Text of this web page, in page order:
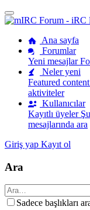
Ana sayfa
Forumlar
Yeni mesajlar
Neler yeni
Featured content
aktiviteler
Kullanıcılar
Kayıtlı üyeler
mesajlarında ara
Giriş yap Kayıt ol
Ara
Sadece başlıkları